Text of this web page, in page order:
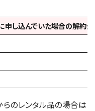
し込んでいた場合の解約金
らのレンタル品の場合は